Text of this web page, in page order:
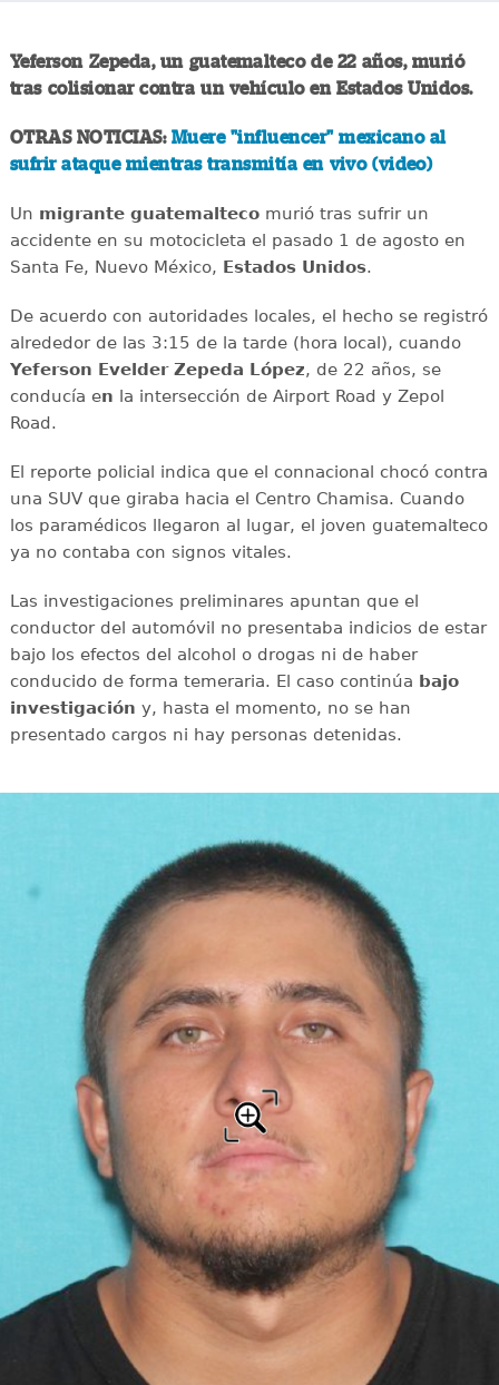
Yeferson Zepeda, un guatemalteco de 22 años, murió
tras colisionar contra un vehículo en Estados Unidos.
OTRAS NOTICIAS: Muere "influencer" mexicano al
sufrir ataque mientras transmitía en vivo (video)
Un migrante guatemaltecomurió tras sufrir un
accidente en su motocicleta el pasado 1 de agosto en
Santa Fe, Nuevo México, Estados Unidos.
De acuerdo con autoridades locales, el hecho se registró
alrededor de las 3:15 de la tarde (hora local), cuando
Yeferson Evelder Zepeda López, de 22 años, se
conducía en la intersección de Airport Road y Zepol
Road.
El reporte policial indica que el connacional chocó contra
una SUV que giraba hacia el Centro Chamisa. Cuando
los paramédicos llegaron al lugar, el joven guatemalteco
ya no contaba con signos vitales.
Las investigaciones preliminares apuntan que el
conductor del automóvil no presentaba indicios de estar
bajo los efectos del alcohol o drogas ni de haber
conducido de forma temeraria. El caso continúa bajo
investigación y, hasta el momento, no se han
presentado cargos ni hay personas detenidas.